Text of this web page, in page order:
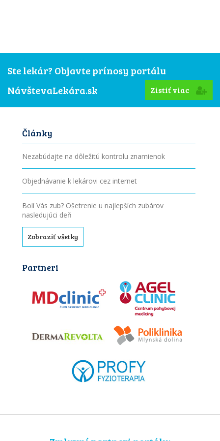
Ste lekár? Objavte prínosy portálu
NávštevaLekára.sk
Zistiť viac
Články
Nezabúdajte na dôležitú kontrolu znamienok
Objednávanie k lekárovi cez internet
Bolí Vás zub? Ošetrenie u najlepších zubárov
nasledujúci deň
Zobraziť všetky
Partneri